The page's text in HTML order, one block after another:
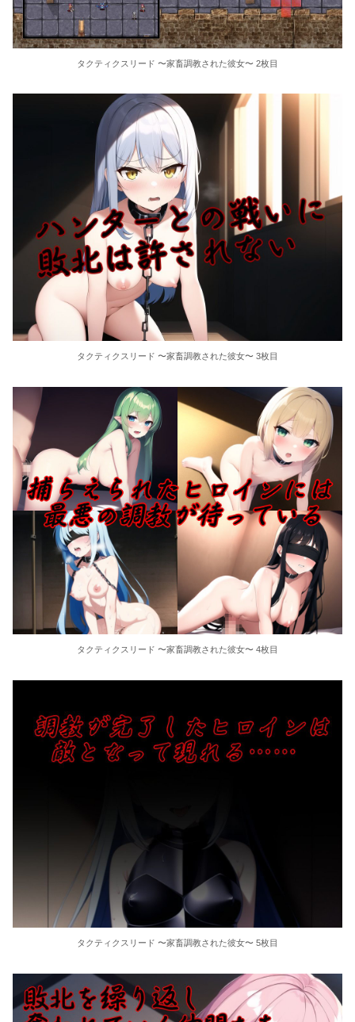
タクティクスリード 〜家畜調教された彼女〜 2枚目
タクティクスリード 〜家畜調教された彼女〜 3枚目
タクティクスリード 〜家畜調教された彼女〜 4枚目
タクティクスリード 〜家畜調教された彼女〜 5枚目